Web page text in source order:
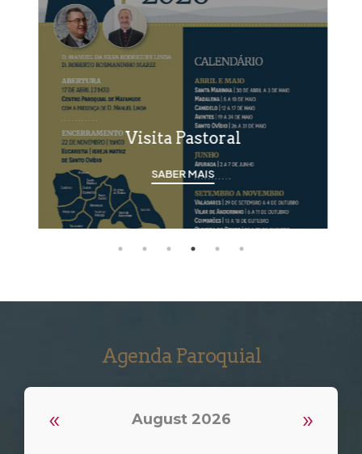
Visita Pastoral
SABER MAIS
Agenda Paroquial
« August 2026 »